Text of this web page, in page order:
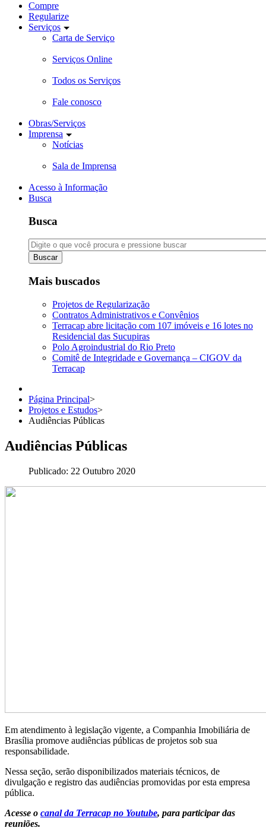
Compre
Regularize
Serviços
Carta de Serviço
Serviços Online
Todos os Serviços
Fale conosco
Obras/Serviços
Imprensa
Notícias
Sala de Imprensa
Acesso à Informação
Busca
Busca
Buscar
Mais buscados
Projetos de Regularização
Contratos Administrativos e Convênios
Terracap abre licitação com 107 imóveis e 16 lotes no
Residencial das Sucupiras
Polo Agroindustrial do Rio Preto
Comitê de Integridade e Governança – CIGOV da
Terracap
Página Principal>
Projetos e Estudos>
Audiências Públicas
Audiências Públicas
Publicado: 22 Outubro 2020
Em atendimento à legislação vigente, a Companhia Imobiliária de
Brasília promove audiências públicas de projetos sob sua
responsabilidade.
Nessa seção, serão disponibilizados materiais técnicos, de
divulgação e registro das audiências promovidas por esta empresa
pública.
Acesse o canal da Terracap no Youtube, para participar das
reuniões.